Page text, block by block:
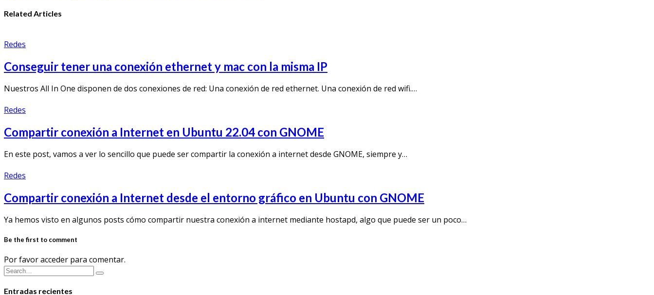
Related Articles
Redes
Conseguir tener una conexión ethernet y mac con la misma IP
Nuestros All In One disponen de dos conexiones de red: Una conexión de red ethernet. Una conexión de red wifi.…
Redes
Compartir conexión a Internet en Ubuntu 22.04 con GNOME
En este post, vamos a ver lo sencillo que puede ser compartir la conexión a internet desde GNOME, siempre y…
Redes
Compartir conexión a Internet desde el entorno gráfico en Ubuntu con GNOME
Ya hemos visto en algunos posts cómo compartir nuestra conexión a internet mediante hostapd, algo que puede ser un poco…
Be the first to comment
Por favor acceder para comentar.
Entradas recientes